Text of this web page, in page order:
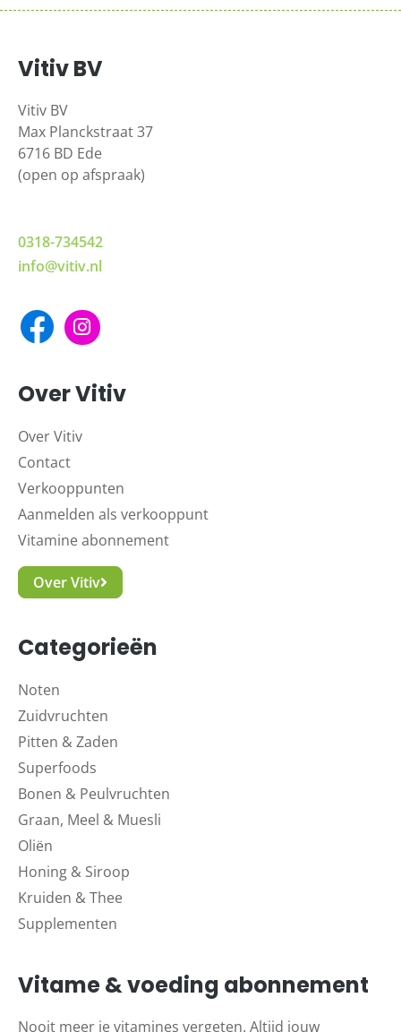
Vitiv BV
Vitiv BV
Max Planckstraat 37
6716 BD Ede
(open op afspraak)
0318-734542
info@vitiv.nl
Over Vitiv
Over Vitiv
Contact
Verkooppunten
Aanmelden als verkooppunt
Vitamine abonnement
Over Vitiv
Categorieën
Noten
Zuidvruchten
Pitten & Zaden
Superfoods
Bonen & Peulvruchten
Graan, Meel & Muesli
Oliën
Honing & Siroop
Kruiden & Thee
Supplementen
Vitame & voeding abonnement
Nooit meer je vitamines vergeten. Altijd jouw